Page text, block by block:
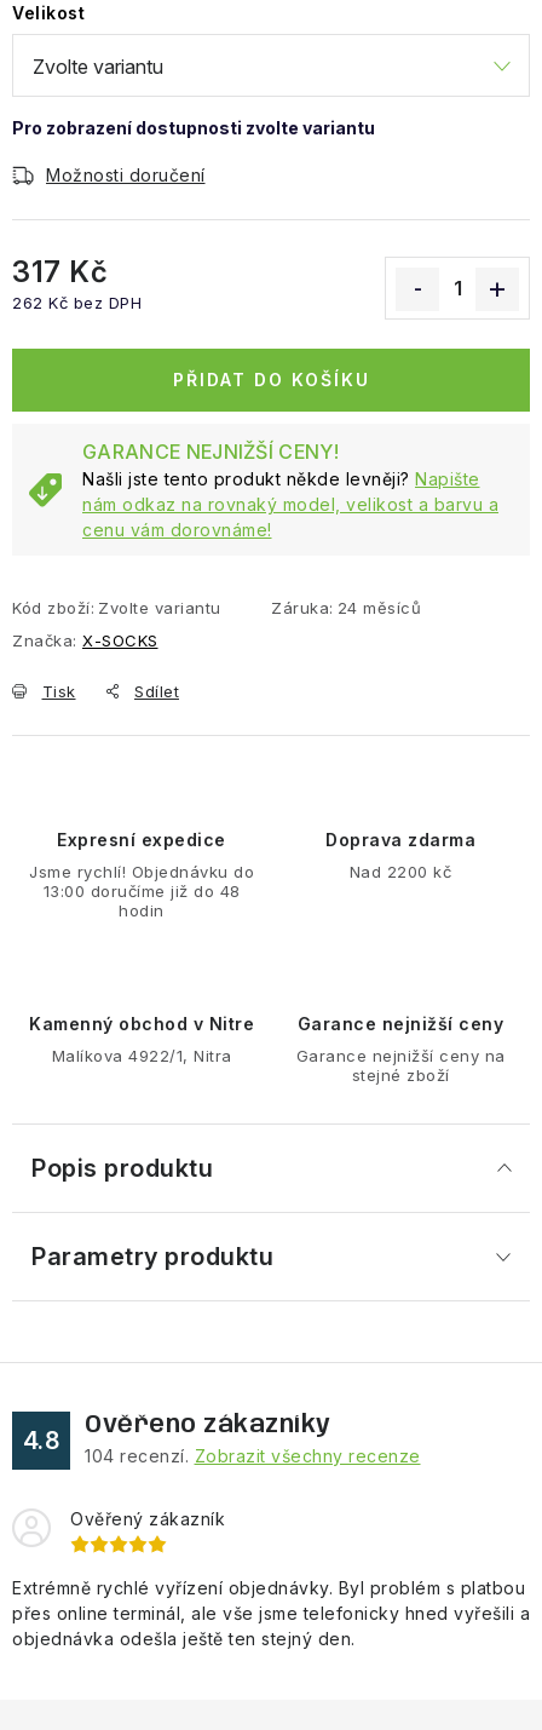
Velikost
Možnosti doručení
317 Kč
262 Kč bez DPH
PŘIDAT DO KOŠÍKU
GARANCE NEJNIŽŠÍ CENY!
Našli jste tento produkt někde levněji? Napište
nám odkaz na rovnaký model, velikost a barvu a
cenu vám dorovnáme!
Kód zboží: Zvolte variantu Záruka: 24 měsíců
Značka: X-SOCKS
Tisk Sdílet
Expresní expedice
Jsme rychlí! Objednávku do
13:00 doručíme již do 48
hodin
Doprava zdarma
Nad 2200 kč
Kamenný obchod v Nitre
Malíkova 4922/1, Nitra
Garance nejnižší ceny
Garance nejnižší ceny na
stejné zboží
Popis produktu
Parametry produktu
4.8
Ověřeno zákazníky
104 recenzí. Zobrazit všechny recenze
Ověřený zákazník
Extrémně rychlé vyřízení objednávky. Byl problém s platbou
přes online terminál, ale vše jsme telefonicky hned vyřešili a
objednávka odešla ještě ten stejný den.